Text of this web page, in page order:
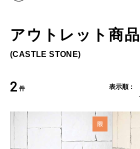
アウトレット商品
(CASTLE STONE)
2 件 表示順 :